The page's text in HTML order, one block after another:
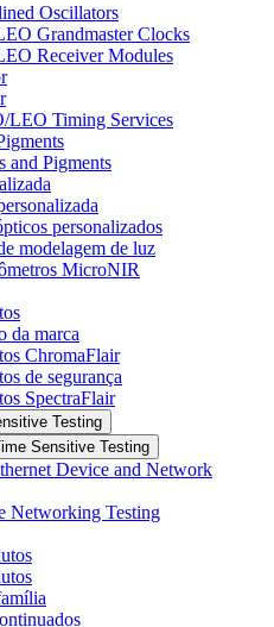
Oscillators
Grandmaster Clocks
Receiver Modules
LEO Timing Services
and Pigments
personalizados
modelagem de luz
MicroNIR
da marca
ChromaFlair
de segurança
SpectraFlair
Testing
Sensitive Testing
Device and Network
Networking Testing